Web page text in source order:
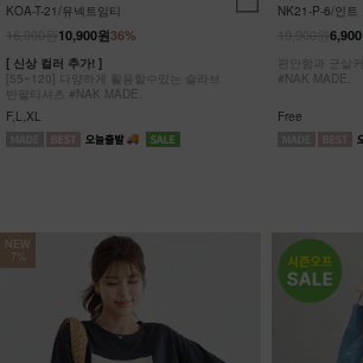
KOA-T-21/유넥트임티
36%
10,900원
[ 신상 컬러 추가! ]
[55~120] 다양하게 활용할수있는 슬라브
반팔티셔츠 #NAK MADE.
F,L,XL
NK21-P-6/인트
편안함과 군살
#NAK MADE.
Free
NEW
7%